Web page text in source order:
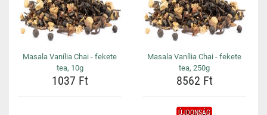
Masala Vanília Chai - fekete
tea, 10g
1037 Ft
Masala Vanília Chai - fekete
tea, 250g
8562 Ft
ÚJDONSÁG